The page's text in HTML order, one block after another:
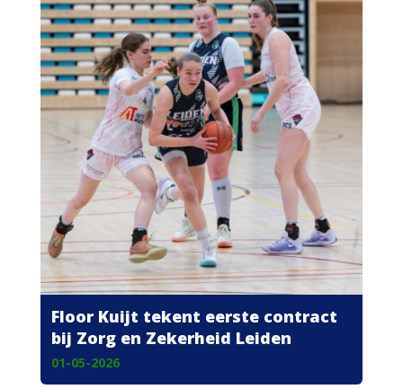
Floor Kuijt tekent eerste contract
bij Zorg en Zekerheid Leiden
01-05-2026